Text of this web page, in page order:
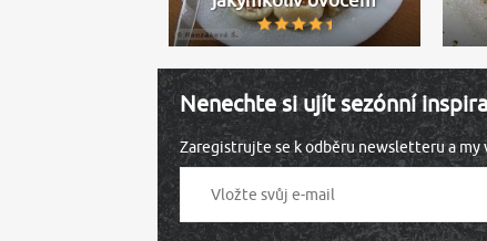
Nenechte si ujít sezónní
Zaregistrujte se k odběru newsletteru a my